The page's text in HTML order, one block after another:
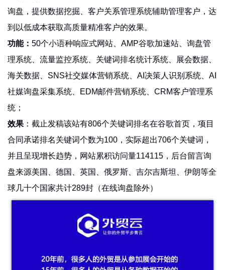
询盘，提供数据挖掘、客户关系管理系统辅助管理客户，达
到以低成本获取高质量精准客户的效果。
功能： 50个小语种响应式网站、AMP谷歌加速站、询盘管
理系统、流量监控系统、关键词排名统计系统、展会数据、
海关数据、SNS社交媒体营销系统、AI决策人识别系统、AI
社媒询盘采集系统、EDM邮件营销系统、CRM客户管理系
统；
效果 ：截止发稿该站有806个关键词排名在谷歌首页，项目
合同承诺排名关键词个数为100，实际超出706个关键词，
并且呈现增长趋势，网站累积访问量114115，后台留言询
盘来源美国、德国、英国、俄罗斯、吉尔吉斯坦、伊朗等全
球几十个国家共计289封（在线询盘除外）